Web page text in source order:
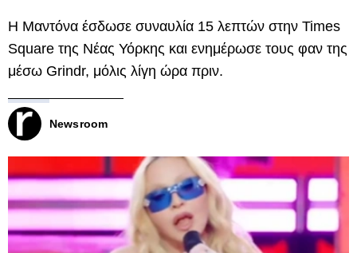
Η Μαντόνα έσδωσε συναυλία 15 λεπτών στην Times
Square της Νέας Υόρκης και ενημέρωσε τους φαν της
μέσω Grindr, μόλις λίγη ώρα πριν.
Newsroom